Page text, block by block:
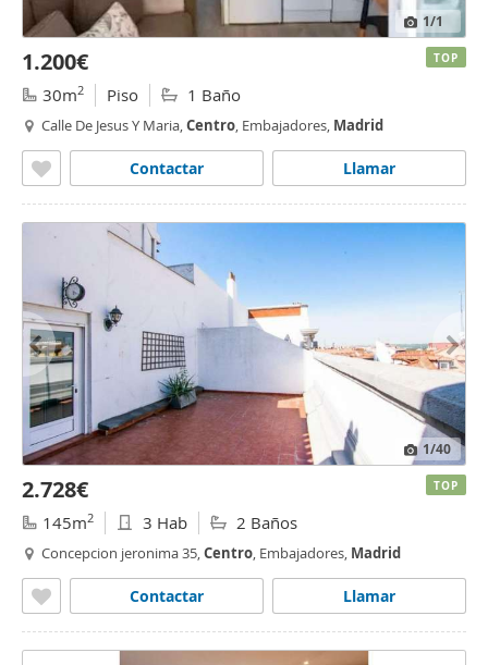
1/1
1.200€
30m2 Piso 1 Baño
Calle De Jesus Y Maria,Centro, Embajadores, Madrid
Llamar
Contactar
TOP
1/40
2.728€
145m2 3 Hab 2 Baños
Concepcion jeronima 35,Centro, Embajadores, Madrid
Llamar
Contactar
TOP